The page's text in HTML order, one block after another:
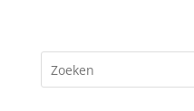
r
n